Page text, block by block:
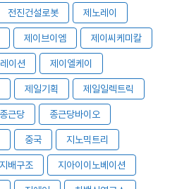
전진건설로봇 제노레이
제이브이엠 제이씨케미칼
이션 제이엘케이
제일기획 제일일렉트릭
종근당 종근당바이오
중국 지노믹트리
지배구조 지아이이노베이션